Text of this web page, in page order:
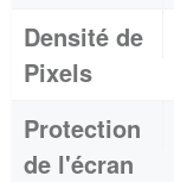
Densité de
Pixels
Protection
de l'écran